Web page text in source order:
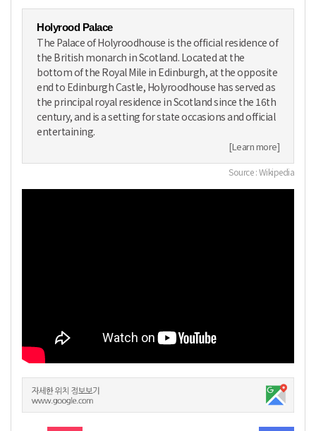
Holyrood Palace
The Palace of Holyroodhouse is the official residence of
the British monarch in Scotland. Located at the
bottom of the Royal Mile in Edinburgh, at the opposite
end to Edinburgh Castle, Holyroodhouse has served as
the principal royal residence in Scotland since the 16th
century, and is a setting for state occasions and official
entertaining.
[Learn more]
Source : Wikipedia